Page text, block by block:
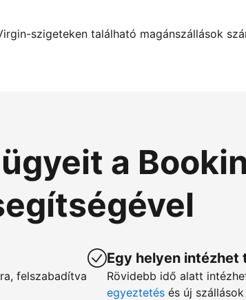
szigeteken található magánszállások
a
felszabadítva
Egy helyen intézhet
Rövidebb idő alatt
egyeztetés és új